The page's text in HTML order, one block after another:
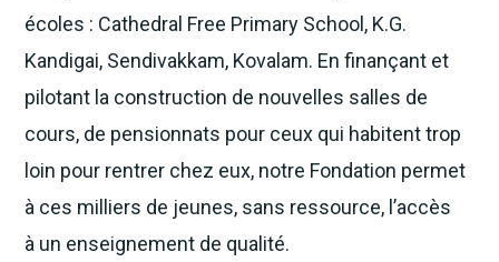
écoles : Cathedral Free Primary School, K.G.
Kandigai, Sendivakkam, Kovalam. En finançant et
pilotant la construction de nouvelles salles de
cours, de pensionnats pour ceux qui habitent trop
loin pour rentrer chez eux, notre Fondation permet
à ces milliers de jeunes, sans ressource, l’accès
à un enseignement de qualité.